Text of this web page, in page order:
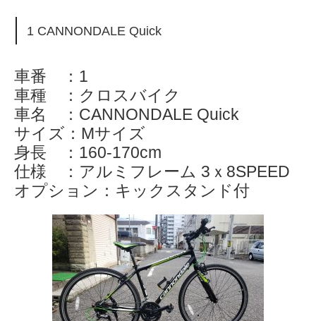
1 CANNONDALE Quick
車番 ：1
車種 ：クロスバイク
車名 ：CANNONDALE Quick
サイズ：Mサイズ
身長 ：160-170cm
仕様 ：アルミフレーム 3ｘ8SPEED
オプション：キックスタンド付